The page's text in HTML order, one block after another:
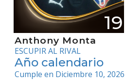
190
Anthony Monta
ESCUPIR AL RIVAL
Año calendario
Cumple en Diciembre 10, 2026